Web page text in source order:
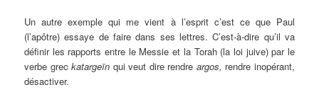
Un autre exemple qui me vient à l’esprit c’est ce que Paul
(l’apôtre) essaye de faire dans ses lettres. C’est-à-dire qu’il va
définir les rapports entre le Messie et la Torah (la loi juive) par le
verbe greckatargeïn qui veut dire rendre argos, rendre inopérant,
désactiver.